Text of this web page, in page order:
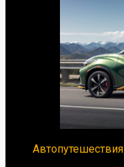
Автопутешествия